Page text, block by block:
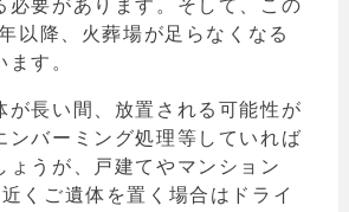
必要があります。そして、この
以降、火葬場が足らなくなる
す。
が長い間、放置される可能性が
ンバーミング処理等していれば
ょうが、戸建てやマンション
くご遺体を置く場合はドライ